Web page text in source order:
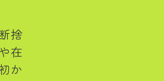
捨
在
か